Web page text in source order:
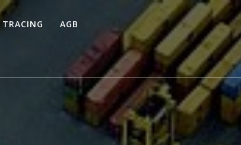
TRACING AGB